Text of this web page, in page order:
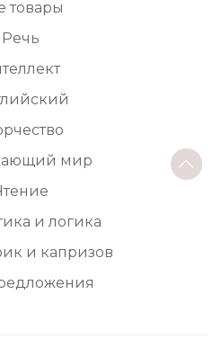
товары
Речь
мир
и логика
и капризов